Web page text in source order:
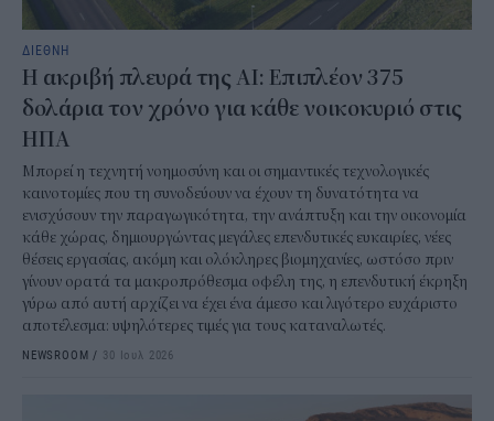
ΔΙΕΘΝΗ
Η ακριβή πλευρά της AI: Επιπλέον 375
δολάρια τον χρόνο για κάθε νοικοκυριό στις
ΗΠΑ
Μπορεί η τεχνητή νοημοσύνη και οι σημαντικές τεχνολογικές
καινοτομίες που τη συνοδεύουν να έχουν τη δυνατότητα να
ενισχύσουν την παραγωγικότητα, την ανάπτυξη και την οικονομία
κάθε χώρας, δημιουργώντας μεγάλες επενδυτικές ευκαιρίες, νέες
θέσεις εργασίας, ακόμη και ολόκληρες βιομηχανίες, ωστόσο πριν
γίνουν ορατά τα μακροπρόθεσμα οφέλη της, η επενδυτική έκρηξη
γύρω από αυτή αρχίζει να έχει ένα άμεσο και λιγότερο ευχάριστο
αποτέλεσμα: υψηλότερες τιμές για τους καταναλωτές.
NEWSROOM / 30 Ιουλ 2026